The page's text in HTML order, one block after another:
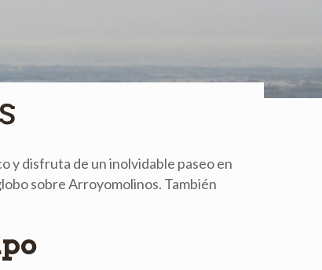
y disfruta de un inolvidable paseo en
sobre Arroyomolinos. También